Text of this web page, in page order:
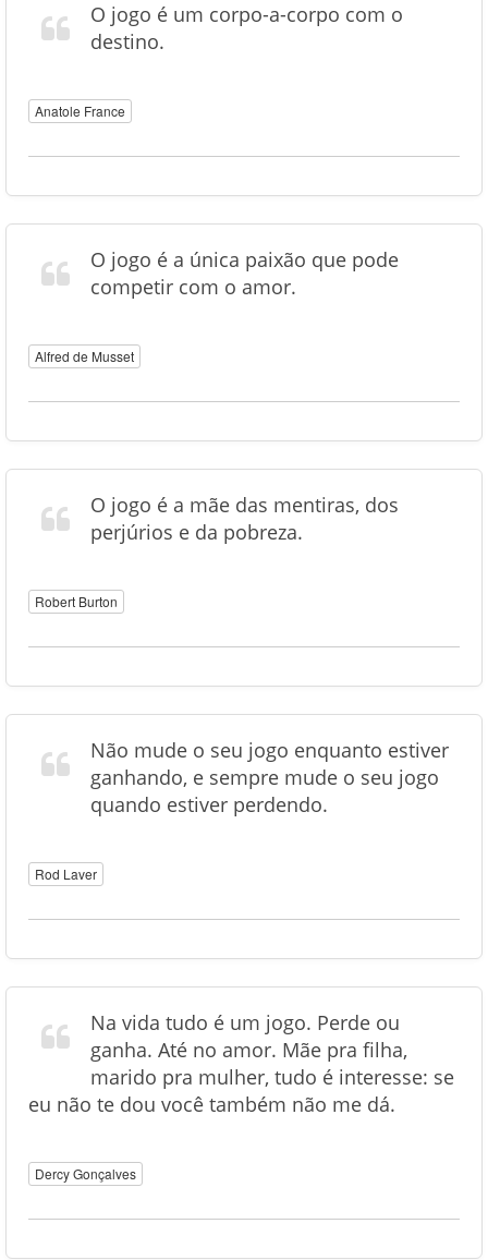
O jogo é um corpo-a-corpo com o
destino.
Anatole France
O jogo é a única paixão que pode
competir com o amor.
Alfred de Musset
O jogo é a mãe das mentiras, dos
perjúrios e da pobreza.
Robert Burton
Não mude o seu jogo enquanto estiver
ganhando, e sempre mude o seu jogo
quando estiver perdendo.
Rod Laver
Na vida tudo é um jogo. Perde ou
ganha. Até no amor. Mãe pra filha,
marido pra mulher, tudo é interesse: se
eu não te dou você também não me dá.
Dercy Gonçalves